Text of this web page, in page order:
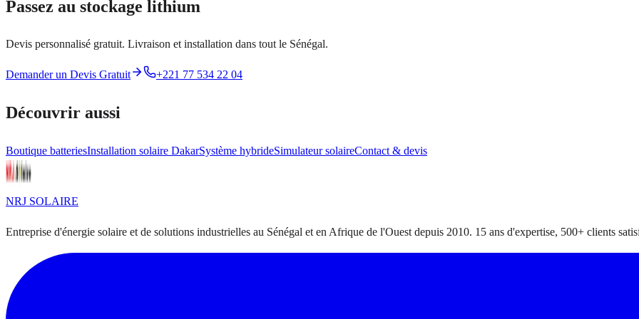
Passez au stockage lithium
Devis personnalisé gratuit. Livraison et installation dans tout le Sénégal.
Demander un Devis Gratuit +221 77 534 22 04
Découvrir aussi
Boutique batteriesInstallation solaire DakarSystème hybrideSimulateur solaireContact & devis
NRJ SOLAIRE
Entreprise d'énergie solaire et de solutions industrielles au Sénégal et en Afrique de l'Ouest depuis 2010. 15 ans d'expertise, 500+ clients